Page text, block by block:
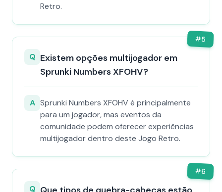
Retro.
#5
Q Existem opções multijogador em
Sprunki Numbers XFOHV?
A Sprunki Numbers XFOHV é principalmente
para um jogador, mas eventos da
comunidade podem oferecer experiências
multijogador dentro deste Jogo Retro.
#6
Q